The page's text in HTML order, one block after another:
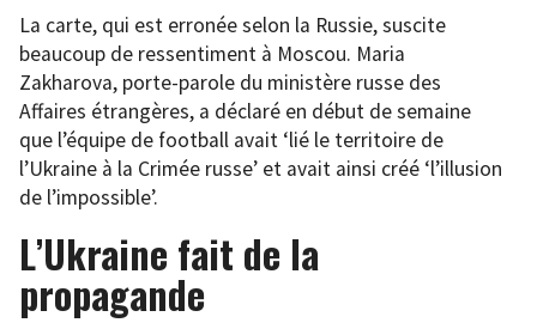
La carte, qui est erronée selon la Russie, suscite
beaucoup de ressentiment à Moscou. Maria
Zakharova, porte-parole du ministère russe des
Affaires étrangères, a déclaré en début de semaine
que l’équipe de football avait ‘lié le territoire de
l’Ukraine à la Crimée russe’ et avait ainsi créé ‘l’illusion
de l’impossible’.
L’Ukraine fait de la
propagande